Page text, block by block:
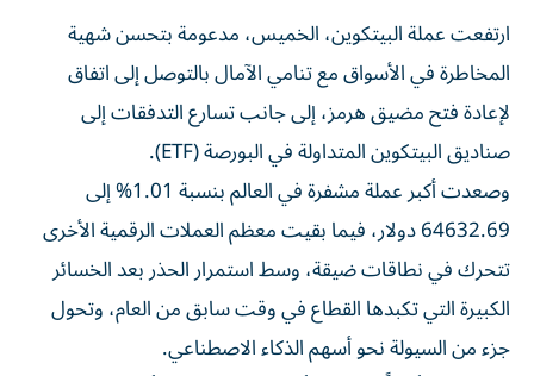
ارتفعت عملة البيتكوين، الخميس، مدعومة بتحسن شهية
المخاطرة في الأسواق مع تنامي الآمال بالتوصل إلى اتفاق
لإعادة فتح مضيق هرمز، إلى جانب تسارع التدفقات إلى
صناديق البيتكوين المتداولة في البورصة (ETF).
وصعدت أكبر عملة مشفرة في العالم بنسبة 1.01% إلى
64632.69 دولار، فيما بقيت معظم العملات الرقمية الأخرى
تتحرك في نطاقات ضيقة، وسط استمرار الحذر بعد الخسائر
الكبيرة التي تكبدها القطاع في وقت سابق من العام، وتحول
جزء من السيولة نحو أسهم الذكاء الاصطناعي.